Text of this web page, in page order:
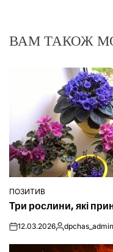
ВАМ ТАКОЖ
ОПУБЛІКУВАТИ
ПОЗИТИВ
Три рослини, які
on12.03.2026Опубліковано
dpchas_admin